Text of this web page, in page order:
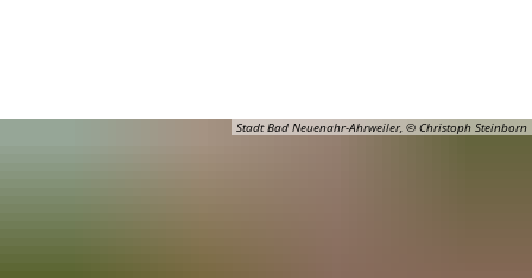
Stadt Bad Neuenahr-Ahrweiler, © Christoph Steinborn